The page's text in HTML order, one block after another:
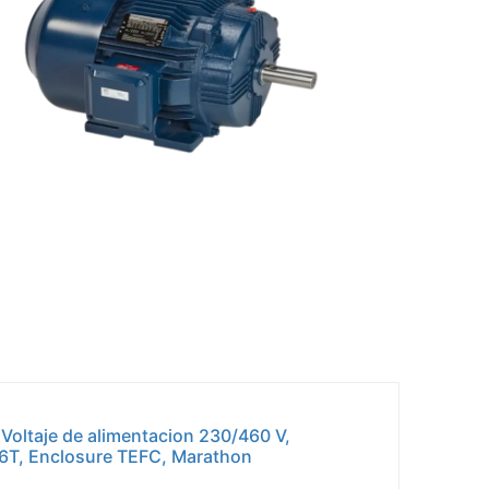
de alimentacion 230/460 V,
Enclosure TEFC, Marathon